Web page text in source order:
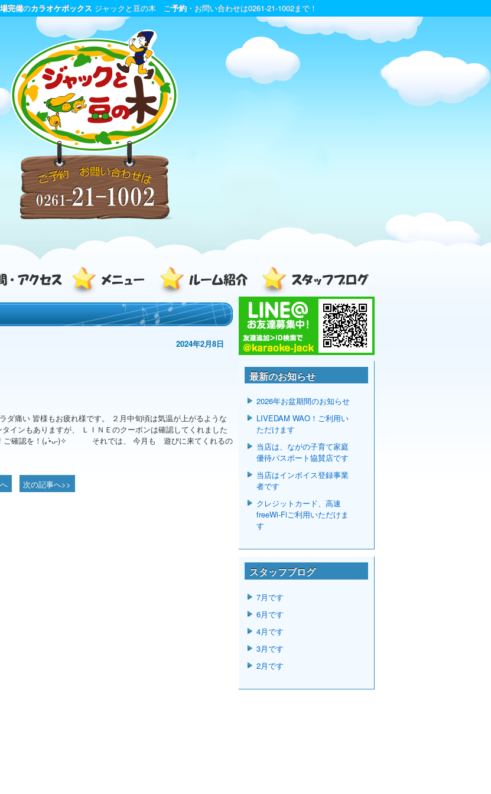
完備のカラオケボックス ジャックと豆の木 ご予約・お問い合わせは0261-21-1002まで！
2024年2月8日
ダ痛い 皆様もお疲れ様です。 ２月中旬頃は気温が上がるような
インもありますが、 ＬＩＮＥのクーポンは確認してくれました
! ご確認を！(⁠｡⁠•̀⁠ᴗ⁠-⁠)⁠✧ それでは、 今月も 遊びに来てくれるの
次の記事へ>>
最新のお知らせ
2026年お盆期間のお知らせ
LIVEDAM WAO！ご利用い
ただけます
当店は、ながの子育て家庭
優待パスポート協賛店です
当店はインボイス登録事業
者です
クレジットカード、高速
freeWi-Fiご利用いただけま
す
スタッフブログ
7月です
6月です
4月です
3月です
2月です